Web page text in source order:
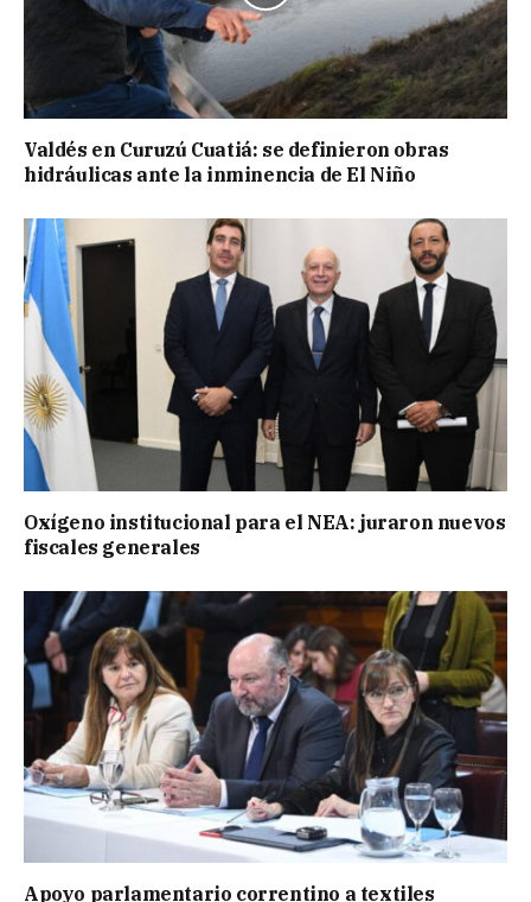
Valdés en Curuzú Cuatiá: se definieron obras
hidráulicas ante la inminencia de El Niño
Oxígeno institucional para el NEA: juraron nuevos
fiscales generales
Apoyo parlamentario correntino a textiles